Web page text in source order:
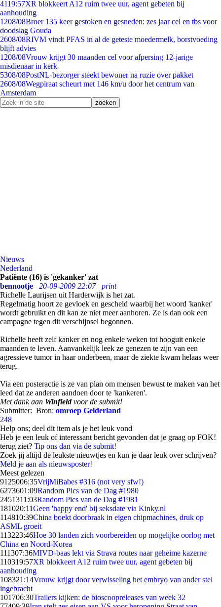
4119:57XR blokkeert A12 ruim twee uur, agent gebeten bij
aanhouding
1208/08Broer 135 keer gestoken en gesneden: zes jaar cel en tbs voor
doodslag Gouda
2608/08RIVM vindt PFAS in al de geteste moedermelk, borstvoeding
blijft advies
1208/08Vrouw krijgt 30 maanden cel voor afpersing 12-jarige
misdienaar in kerk
5308/08PostNL-bezorger steekt bewoner na ruzie over pakket
2608/08Wegpiraat scheurt met 146 km/u door het centrum van
Amsterdam
Nieuws
Nederland
Patiënte (16) is 'gekanker' zat
bennootje
20-09-2009 22:07
print
Richelle Laurijsen uit Harderwijk is het zat.
Regelmatig hoort ze gevloek en gescheld waarbij het woord 'kanker'
wordt gebruikt en dit kan ze niet meer aanhoren. Ze is dan ook een
campagne tegen dit verschijnsel begonnen.
Richelle heeft zelf kanker en nog enkele weken tot hooguit enkele
maanden te leven. Aanvankelijk leek ze genezen te zijn van een
agressieve tumor in haar onderbeen, maar de ziekte kwam helaas weer
terug.
Via een posteractie is ze van plan om mensen bewust te maken van het
leed dat ze anderen aandoen door te 'kankeren'.
Met dank aan Winfieldvoor de submit!
Submitter: Bron: omroep Gelderland
248
Help ons; deel dit item als je het leuk vond
Heb je een leuk of interessant bericht gevonden dat je graag op FOK!
terug ziet? Tip ons dan via de submit!
Zoek jij altijd de leukste nieuwtjes en kun je daar leuk over schrijven?
Meld je aan als nieuwsposter!
Meest gelezen
9125006:35VrijMiBabes #316 (not very sfw!)
6273601:09Random Pics van de Dag #1980
2451311:03Random Pics van de Dag #1981
181020:11Geen 'happy end' bij seksdate via Kinky.nl
114810:39China boekt doorbraak in eigen chipmachines, druk op
ASML groeit
113223:46Hoe 30 landen zich voorbereiden op mogelijke oorlog met
China en Noord-Korea
111307:36MIVD-baas lekt via Strava routes naar geheime kazerne
110319:57XR blokkeert A12 ruim twee uur, agent gebeten bij
aanhouding
108321:14Vrouw krijgt door verwisseling het embryo van ander stel
ingebracht
101706:30Trailers kijken: de bioscoopreleases van week 32